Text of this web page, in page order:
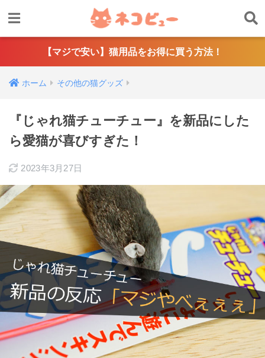
【マジで安い】猫用品をお得に買う方法！
ホーム その他の猫グッズ
『じゃれ猫チューチュー』を新品にした
ら愛猫が喜びすぎた！
2023年3月27日